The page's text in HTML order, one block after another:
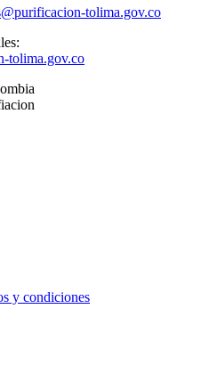
tolima.gov.co
tolima.gov.co
y condiciones